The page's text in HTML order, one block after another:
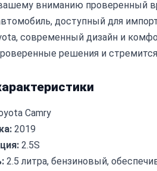
вниманию проверенный
доступный для
современный дизайн и
решения и
Camry
2019
2.5S
2.5 литра, бензиновый,